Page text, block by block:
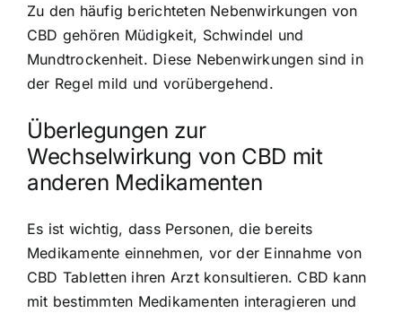
Zu den häufig berichteten Nebenwirkungen von
CBD gehören Müdigkeit, Schwindel und
Mundtrockenheit. Diese Nebenwirkungen sind in
der Regel mild und vorübergehend.
Überlegungen zur
Wechselwirkung von CBD mit
anderen Medikamenten
Es ist wichtig, dass Personen, die bereits
Medikamente einnehmen, vor der Einnahme von
CBD Tabletten ihren Arzt konsultieren. CBD kann
mit bestimmten Medikamenten interagieren und